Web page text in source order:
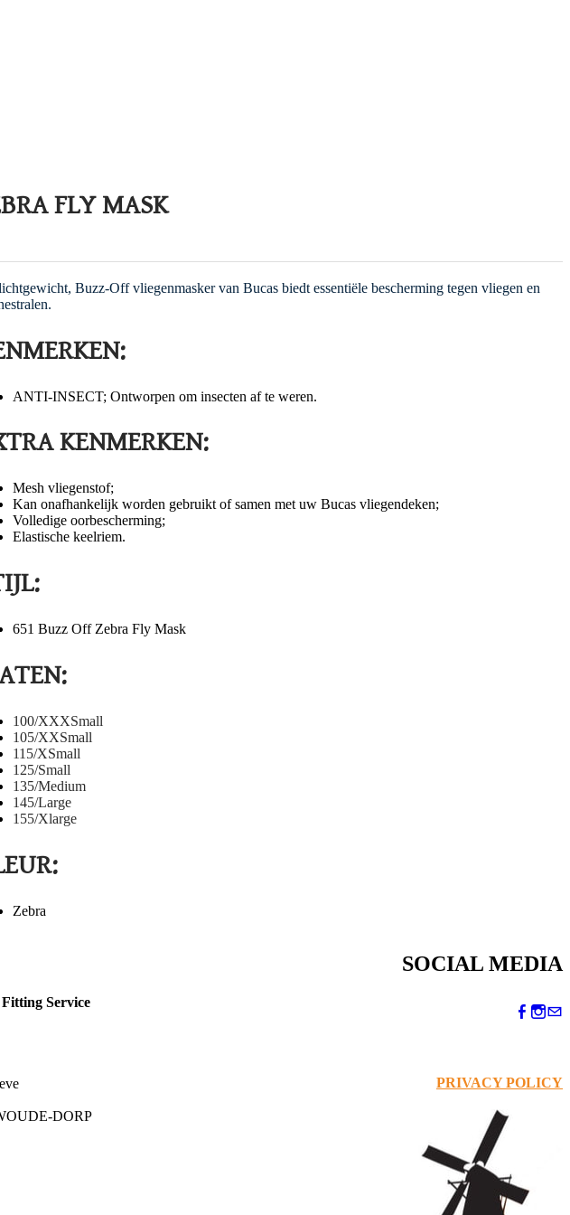
FLY MASK
Buzz-Off vliegenmasker van Bucas biedt essentiële bescherming tegen vliegen en
ANTI-INSECT; Ontworpen om insecten af te weren.
KENMERKEN:
Mesh vliegenstof;
Kan onafhankelijk worden gebruikt of samen met uw Bucas vliegendeken;
Volledige oorbescherming;
Elastische keelriem.
651 Buzz Off Zebra Fly Mask
100/XXXSmall
105/XXSmall
115/XSmall
125/Small
135/Medium
145/Large
155/Xlarge
Zebra
Service
DORP
SOCIAL MEDIA
PRIVACY POLICY